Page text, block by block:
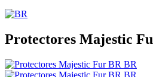
Protectores Majestic